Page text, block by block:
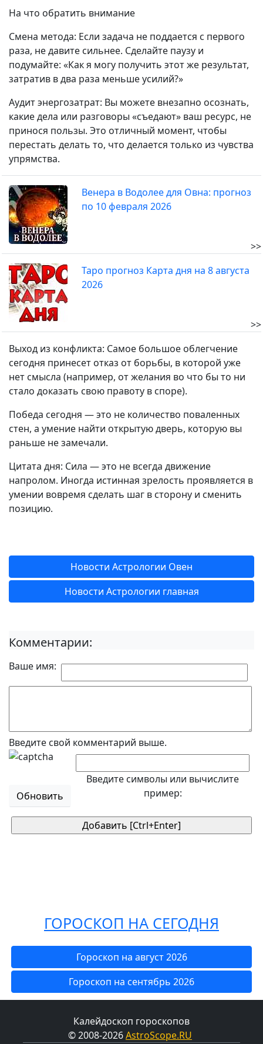
На что обратить внимание
Смена метода: Если задача не поддается с первого
раза, не давите сильнее. Сделайте паузу и
подумайте: «Как я могу получить этот же результат,
затратив в два раза меньше усилий?»
Аудит энергозатрат: Вы можете внезапно осознать,
какие дела или разговоры «съедают» ваш ресурс, не
принося пользы. Это отличный момент, чтобы
перестать делать то, что делается только из чувства
упрямства.
Венера в Водолее для Овна: прогноз
по 10 февраля 2026
>>
Таро прогноз Карта дня на 8 августа
2026
>>
Выход из конфликта: Самое большое облегчение
сегодня принесет отказ от борьбы, в которой уже
нет смысла (например, от желания во что бы то ни
стало доказать свою правоту в споре).
Победа сегодня — это не количество поваленных
стен, а умение найти открытую дверь, которую вы
раньше не замечали.
Цитата дня: Сила — это не всегда движение
напролом. Иногда истинная зрелость проявляется в
умении вовремя сделать шаг в сторону и сменить
позицию.
Новости Астрологии Овен
Новости Астрологии главная
Комментарии:
Ваше имя:
Введите свой комментарий выше.
Обновить
Введите символы или вычислите
пример:
ГОРОСКОП НА СЕГОДНЯ
Гороскоп на август 2026
Гороскоп на сентябрь 2026
Калейдоскоп гороскопов
© 2008-2026AstroScope.RU